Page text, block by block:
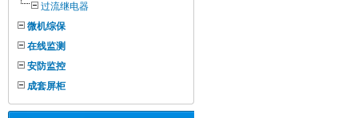
过流继电器
微机综保
在线监测
安防监控
成套屏柜